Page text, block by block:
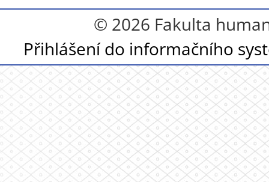
© 2026 Fakulta
Přihlášení do informačního